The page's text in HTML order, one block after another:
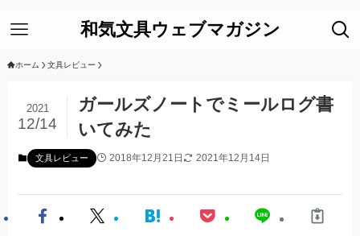
和気文具ウェブマガジン
ホーム 文具レビュー
ガールズノートでミールログ書
いてみた
2021
12/14
文具レビュー 2018年12月21日 2021年12月14日